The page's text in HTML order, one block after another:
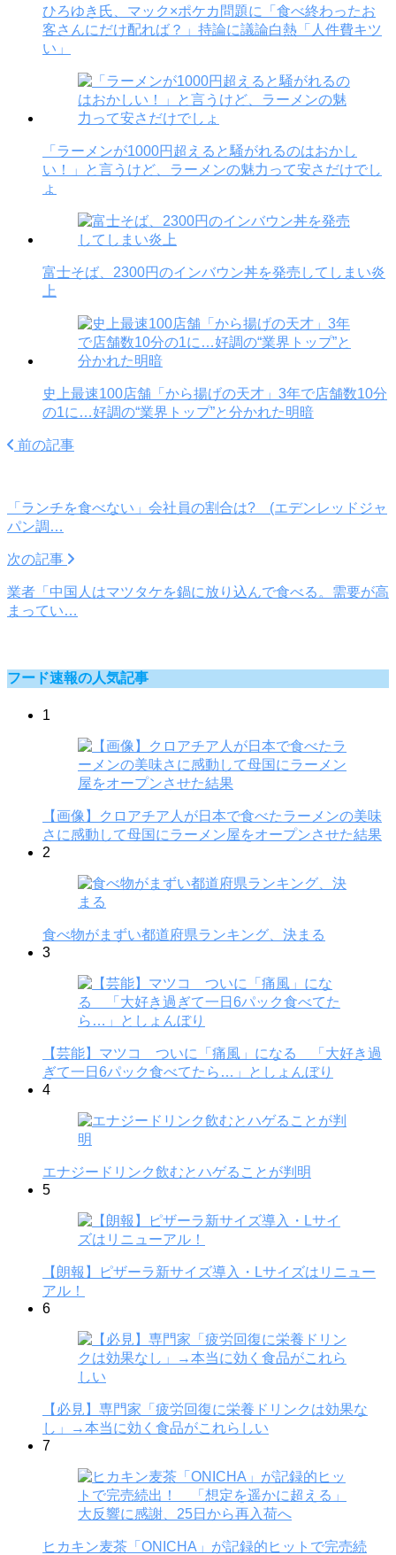
ひろゆき氏、マック×ポケカ問題に「食べ終わったお
客さんにだけ配れば？」持論に議論白熱「人件費キツ
い」
「ラーメンが1000円超えると騒がれるのはおかし
い！」と言うけど、ラーメンの魅力って安さだけでし
ょ
富士そば、2300円のインバウン丼を発売してしまい炎
上
史上最速100店舗「から揚げの天才」3年で店舗数10分
の1に…好調の“業界トップ”と分かれた明暗
前の記事
「ランチを食べない」会社員の割合は? (エデンレッドジャ
パン調…
次の記事
業者「中国人はマツタケを鍋に放り込んで食べる。需要が高
まってい…
フード速報の人気記事
1
【画像】クロアチア人が日本で食べたラーメンの美味
さに感動して母国にラーメン屋をオープンさせた結果
2
食べ物がまずい都道府県ランキング、決まる
3
【芸能】マツコ ついに「痛風」になる 「大好き過
ぎて一日6パック食べてたら…」としょんぼり
4
エナジードリンク飲むとハゲることが判明
5
【朗報】ピザーラ新サイズ導入・Lサイズはリニュー
アル！
6
【必見】専門家「疲労回復に栄養ドリンクは効果な
し」→本当に効く食品がこれらしい
7
ヒカキン麦茶「ONICHA」が記録的ヒットで完売続